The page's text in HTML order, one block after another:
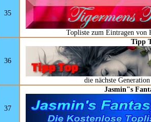
35
Topliste zum Eintragen von
36
Tipp
die nächste
37
Jasmin"s